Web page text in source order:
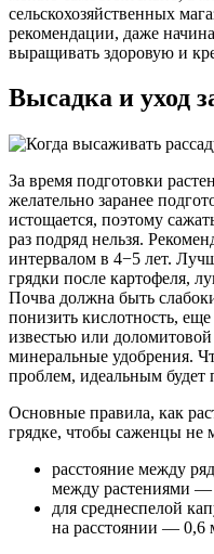
сельскохозяйственных
рекомендации, даже
выращивать здоровую и
Высадка и уход
За время подготовки
желательно заранее
истощается, поэтому
раз подряд нельзя.
интервалом в 4−5 лет.
грядки после картофеля,
Почва должна быть
понизить кислотность,
известью или
минеральные удобрения.
проблем, идеальным будет
Основные правила, как
грядке, чтобы саженцы не
расстояние между
между растениями —
для среднеспелой
на расстоянии — 0,6